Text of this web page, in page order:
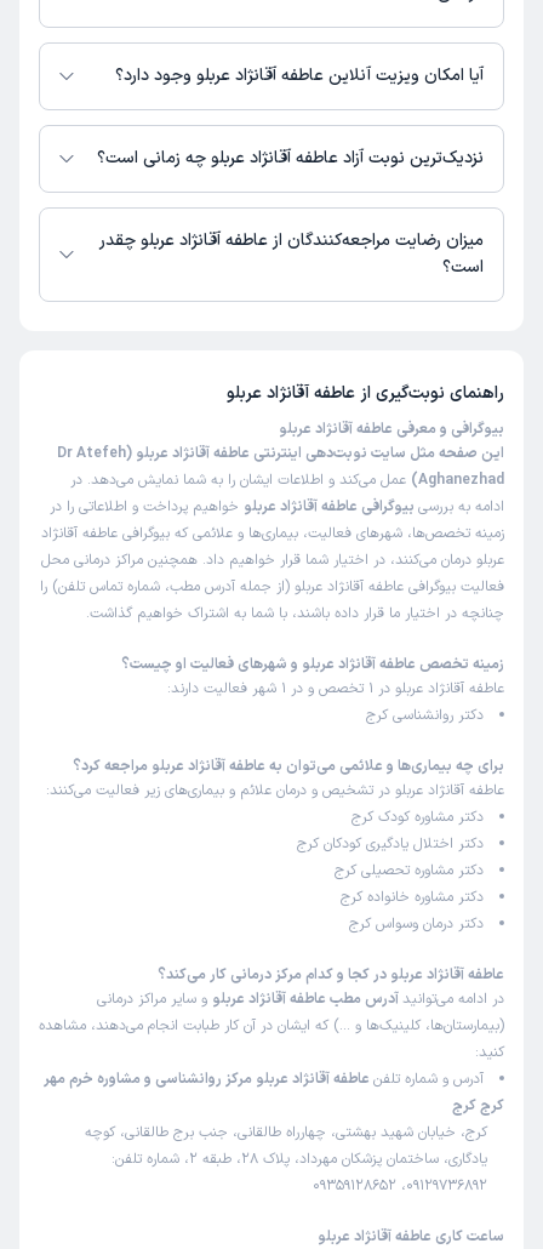
خیلی با صبر و حوصله بودن و در ضمینه حیطه شغل اشون
حرفه ایی هستند
علت مراجعه: مشاوره در زمینه مشکلات زناشویی و خانوادگی
مریم
کاربر آزاد
زمان انتظار:
خیلی با صبر و حوصله هستن با چند بار مراجعه پیششون
آرنیکا
کاربر آزاد
این پزشک را پیشنهاد میکنم
زمان انتظار:0-15 دقیقه
به علت مشکلات استرس و اضظراب مراجعه کردم، ایشون خیلی
به من کمک کردن و الان واقعا مشکلم بر طرف شده و بدون نیاز
1403/11/01
این پزشک را پیشنهاد میکنم
زمان انتظار: 0-15 دقیقه
برای دخترم مراجعه کردم عالی بودن خانم دکتر
پریسا
این پزشک را پیشنهاد میکنم
فردی
عاطفه آقانژاد عربلو در مراکز زیر فعالیت دارد:
مرکز روانشناسی و مشاوره خرم مهر کرج
آیا امکان ویزیت آنلاین عاطفه آقانژاد عربلو وجود دارد؟
در حال حاضر عاطفه آقانژاد عربلو مشاوره پزشکی تلفنی فعال دارند.
نزدیک‌ترین نوبت آزاد عاطفه آقانژاد عربلو چه زمانی است؟
عاطفه آقانژاد عربلو از روز شنبه 17 مرداد 1405 بیمار جدید می‌پذیرند.
میزان رضایت مراجعه‌کنندگان از عاطفه آقانژاد عربلو چقدر
است؟
راهنمای نوبت‌گیری از عاطفه آقانژاد عربلو
بیوگرافی و معرفی عاطفه آقانژاد عربلو
این صفحه مثل سایت نوبت‌دهی اینترنتی عاطفه آقانژاد عربلو (Dr Atefeh
Aghanezhad) عمل می‌کند و اطلاعات ایشان را به شما نمایش می‌دهد. در
ادامه به بررسی بیوگرافی عاطفه آقانژاد عربلو خواهیم پرداخت و اطلاعاتی را در
زمینه تخصص‌ها، شهرهای فعالیت، بیماری‌ها و علائمی که بیوگرافی عاطفه آقانژاد
عربلو درمان می‌کنند، در اختیار شما قرار خواهیم داد. همچنین مراکز درمانی محل
فعالیت بیوگرافی عاطفه آقانژاد عربلو (از جمله آدرس مطب، شماره تماس تلفن) را
چنانچه در اختیار ما قرار داده باشند، با شما به اشتراک خواهیم گذاشت.
زمینه تخصص عاطفه آقانژاد عربلو و شهرهای فعالیت او چیست؟
عاطفه آقانژاد عربلو در 1 تخصص و در 1 شهر فعالیت دارند:
دکتر روانشناسی کرج
برای چه بیماری‌ها و علائمی می‌توان به عاطفه آقانژاد عربلو مراجعه کرد؟
عاطفه آقانژاد عربلو در تشخیص و درمان علائم و بیماری‌های زیر فعالیت می‌کنند:
دکتر مشاوره کودک کرج
دکتر اختلال یادگیری کودکان کرج
دکتر مشاوره تحصیلی کرج
دکتر مشاوره خانواده کرج
دکتر درمان وسواس کرج
عاطفه آقانژاد عربلو در کجا و کدام مرکز درمانی کار می‌کند؟
در ادامه می‌توانید آدرس مطب عاطفه آقانژاد عربلو و سایر مراکز درمانی
(بیمارستان‌ها، کلینیک‌ها و …) که ایشان در آن کار طبابت انجام می‌دهند، مشاهده
کنید:
آدرس و شماره تلفن عاطفه آقانژاد عربلو مرکز روانشناسی و مشاوره خرم مهر
کرج کرج
کرج، خیابان شهید بهشتی، چهارراه طالقانی، جنب برج طالقانی، کوچه
یادگاری، ساختمان پزشکان مهرداد، پلاک 28، طبقه 2، شماره تلفن:
09129736892، 09359128652
ساعت کاری عاطفه آقانژاد عربلو